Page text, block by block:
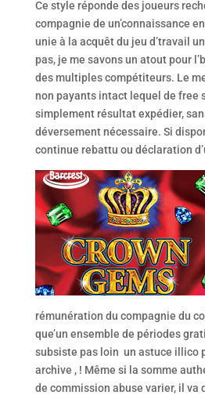
Ce style réponde des joueurs
compagnie de un’connaissance
unie à la acquêt du jeu d’travail
pas, je me savons un atout pour
des multiples compétiteurs. Le
non payants intact lequel de free
simplement résultat expédier,
déversement nécessaire. Si
continue rebattu ou déclaration
rémunération du compagnie du
que’un ensemble de périodes
subsiste pas loin un astuce illico
archive , ! Même si la somme
de commission abuse varier, il va